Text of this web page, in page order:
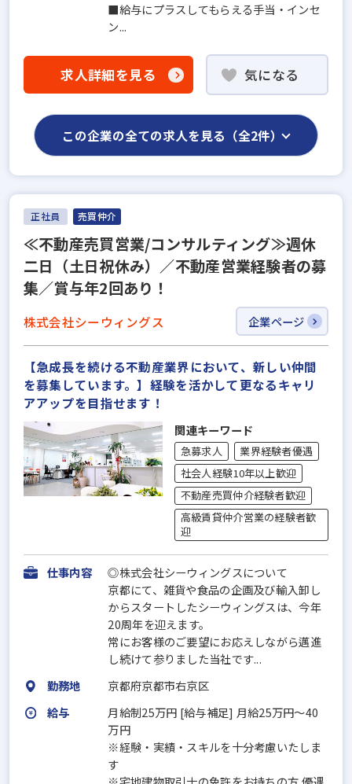
■給与にプラスしてもらえる手当・インセ
ン...
求人詳細を見る 気になる
この企業の全ての求人を見る（全2件）
正社員 売買仲介
≪不動産売買営業/コンサルティング≫週休
二日（土日祝休み）／不動産営業経験者の募
集／賞与年2回あり！
株式会社シーウィングス 企業ページ
【急成長を続ける不動産業界において、新しい仲間
を募集しています。】経験を活かして更なるキャリ
アアップを目指せます！
関連キーワード
急募求人
業界経験者優遇
社会人経験10年以上歓迎
不動産売買仲介経験者歓迎
高級賃貸仲介営業の経験者歓
迎
仕事内容
◎株式会社シーウィングスについて
京都にて、雑貨や食品の企画及び輸入卸し
からスタートしたシーウィングスは、今年
20周年を迎えます。
常にお客様のご要望にお応えしながら邁進
し続けて参りました当社です...
勤務地
京都府京都市右京区
給与
月給制25万円 [給与補足] 月給25万円～40
万円
※経験・実績・スキルを十分考慮いたしま
す